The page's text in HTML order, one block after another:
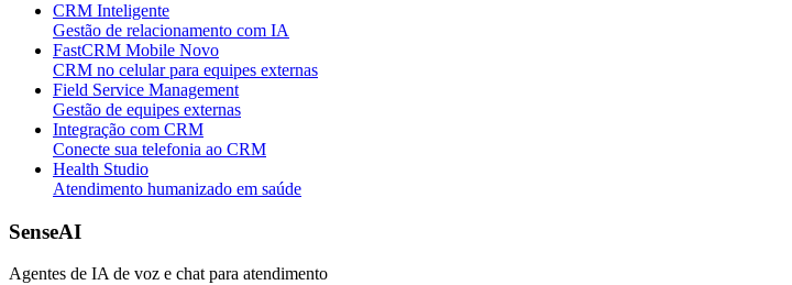
CRM Inteligente
Gestão de relacionamento com IA
FastCRM Mobile Novo
CRM no celular para equipes externas
Field Service Management
Gestão de equipes externas
Integração com CRM
Conecte sua telefonia ao CRM
Health Studio
Atendimento humanizado em saúde
SenseAI
Agentes de IA de voz e chat para atendimento